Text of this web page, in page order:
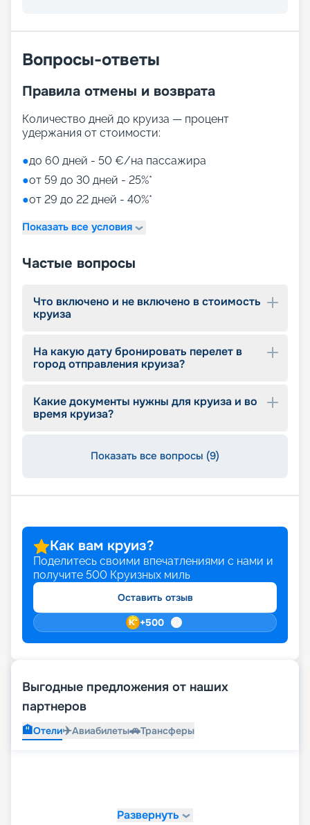
На выбор представлены такие пространства:
релаксационный комплекс только для взрослых)
бассейнами, клубами, игровыми зонами)
для детей)
Aquapark (с открытыми игровыми
водными пушками, 3 водными горками с
эффектами виртуальной реальности)
мини-гольф и теннис
7 бассейнов
детский внутренний комплекс,
Вопросы-ответы
Правила отмены и возврата
Количество дней до круиза — процент
удержания от стоимости:
●до 60 дней - 50 €/на пассажира
●от 59 до 30 дней - 25%*
●от 29 до 22 дней - 40%*
Показать все условия
Частые вопросы
Что включено и не включено в стоимость
круиза
На какую дату бронировать перелет в
город отправления круиза?
Какие документы нужны для круиза и во
время круиза?
Показать все вопросы (9)
Как вам круиз?
Поделитесь своими впечатлениями с нами и
получите 500 Круизных миль
Оставить отзыв
+500
Выгодные предложения от наших
партнеров
🏨Отели✈️Авиабилеты🚗Трансферы
Развернуть